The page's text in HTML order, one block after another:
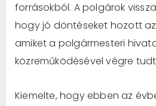
forrásokból. A polgárok
hogy jó döntéseket hozott
amiket a polgármesteri
közreműködésével végre
Kiemelte, hogy ebben az